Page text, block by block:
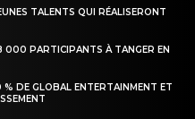
TALENTS QUI RÉALISERONT
000 PARTICIPANTS À TANGER EN
DE GLOBAL ENTERTAINMENT ET